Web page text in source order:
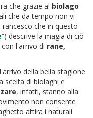
che grazie al biolago
che da tempo non vi
che in questo
”) descrive la magia di ciò
l'arrivo di rane,
della bella stagione
scelta di biolaghi e
, infatti, stanno alla
non consente
attira i naturali